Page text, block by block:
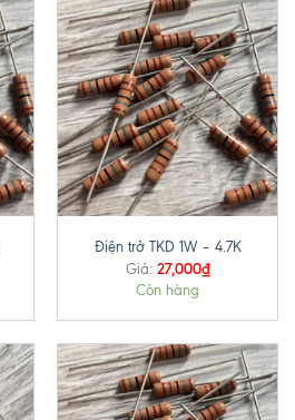
Điện trở TKD 1W – 4.7K
Giá: 27,000₫
Còn hàng